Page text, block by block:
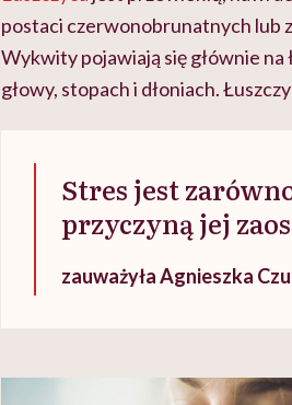
postaci czerwonobrunatnych lub
Wykwity pojawiają się głównie na
głowy, stopach i dłoniach.
Stres jest
przyczyną jej
zauważyła Agnieszka